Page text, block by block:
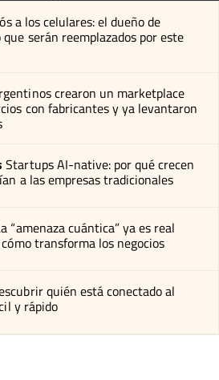
a los celulares: el dueño de
serán reemplazados por este
crearon un marketplace
con fabricantes y ya levantaron
Startups AI-native: por qué crecen
a las empresas tradicionales
“amenaza cuántica” ya es real
transforma los negocios
quién está conectado al
y rápido